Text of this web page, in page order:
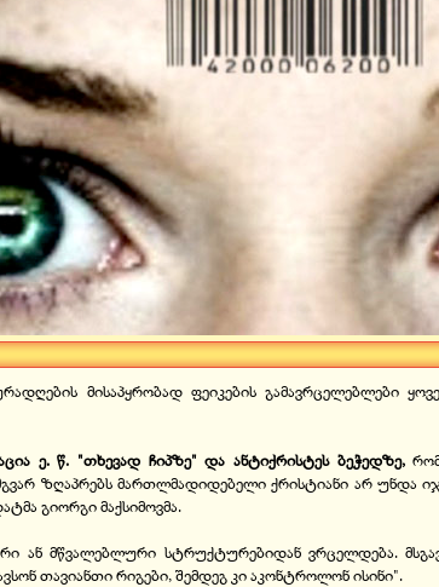
მისაპყრობად ფეიკების გამავრცელებლები
ე. წ. "თხევად ჩიპზე" და ანტიქრისტეს ბეჭედზე,
ზღაპრებს მართლმადიდებელი ქრისტიანი არ უნდა
გიორგი მაქსიმოვმა.
ან მწვალებლური სტრუქტურებიდან ვრცელდება.
თავიანთი რიგები, შემდეგ კი აკონტროლონ ისინი".